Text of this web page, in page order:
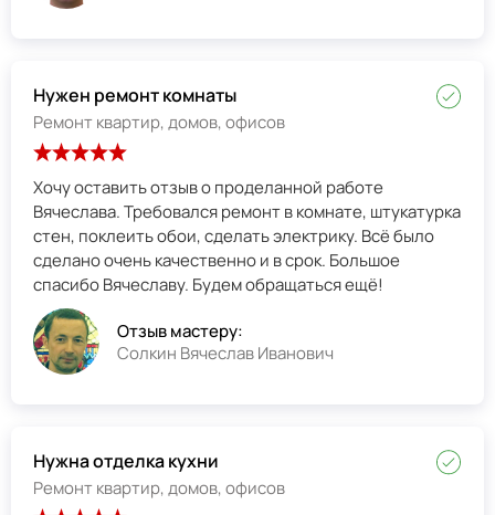
Нужен ремонт комнаты
Ремонт квартир, домов, офисов
Хочу оставить отзыв о проделанной работе
Вячеслава. Требовался ремонт в комнате, штукатурка
стен, поклеить обои, сделать электрику. Всё было
сделано очень качественно и в срок. Большое
спасибо Вячеславу. Будем обращаться ещё!
Отзыв мастеру:
Солкин Вячеслав Иванович
Нужна отделка кухни
Ремонт квартир, домов, офисов